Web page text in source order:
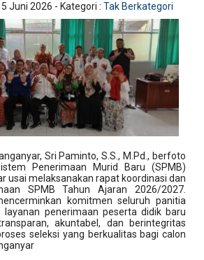
Juni 2026 - Kategori : Tak Berkategori
Sri Paminto, S.S., M.Pd., berfoto
Penerimaan Murid Baru (SPMB)
usai melaksanakan rapat koordinasi dan
SPMB Tahun Ajaran 2026/2027.
komitmen seluruh panitia
layanan penerimaan peserta didik baru
akuntabel, dan berintegritas
seleksi yang berkualitas bagi calon